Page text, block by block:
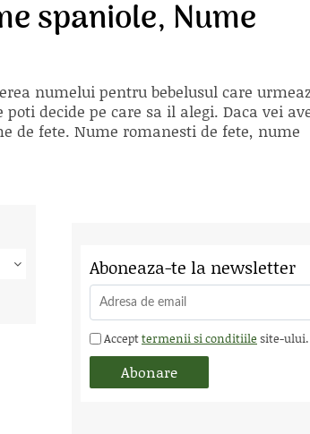
spaniole, Nume
numelui pentru bebelusul care
decide pe care sa il alegi. Daca vei
de fete. Nume romanesti de fete, nume
Aboneaza-te la newsletter
Accepttermenii si conditiile site-ului.